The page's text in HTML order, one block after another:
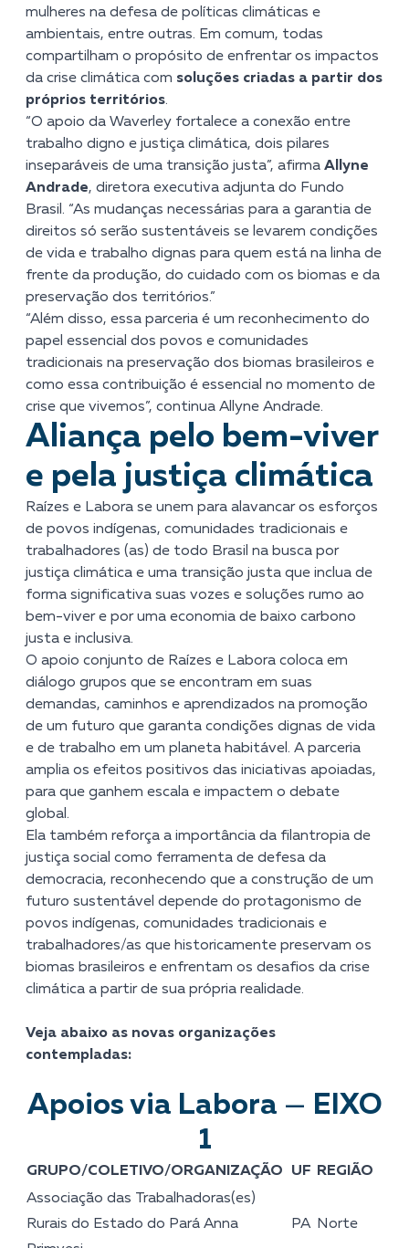
mulheres na defesa de políticas climáticas e
ambientais, entre outras. Em comum, todas
compartilham o propósito de enfrentar os impactos
da crise climática com soluções criadas a partir dos
próprios territórios.
“O apoio da Waverley fortalece a conexão entre
trabalho digno e justiça climática, dois pilares
inseparáveis de uma transição justa”, afirma Allyne
Andrade, diretora executiva adjunta do Fundo
Brasil. “As mudanças necessárias para a garantia de
direitos só serão sustentáveis se levarem condições
de vida e trabalho dignas para quem está na linha de
frente da produção, do cuidado com os biomas e da
preservação dos territórios.”
“Além disso, essa parceria é um reconhecimento do
papel essencial dos povos e comunidades
tradicionais na preservação dos biomas brasileiros e
como essa contribuição é essencial no momento de
crise que vivemos”, continua Allyne Andrade.
Aliança pelo bem-viver
e pela justiça climática
Raízes e Labora se unem para alavancar os esforços
de povos indígenas, comunidades tradicionais e
trabalhadores (as) de todo Brasil na busca por
justiça climática e uma transição justa que inclua de
forma significativa suas vozes e soluções rumo ao
bem-viver e por uma economia de baixo carbono
justa e inclusiva.
O apoio conjunto de Raízes e Labora coloca em
diálogo grupos que se encontram em suas
demandas, caminhos e aprendizados na promoção
de um futuro que garanta condições dignas de vida
e de trabalho em um planeta habitável. A parceria
amplia os efeitos positivos das iniciativas apoiadas,
para que ganhem escala e impactem o debate
global.
Ela também reforça a importância da filantropia de
justiça social como ferramenta de defesa da
democracia, reconhecendo que a construção de um
futuro sustentável depende do protagonismo de
povos indígenas, comunidades tradicionais e
trabalhadores/as que historicamente preservam os
biomas brasileiros e enfrentam os desafios da crise
climática a partir de sua própria realidade.
Veja abaixo as novas organizações
contempladas:
Apoios via Labora — EIXO
1
GRUPO/COLETIVO/ORGANIZAÇÃO UF
REGIÃO
Associação das Trabalhadoras(es)
Rurais do Estado do Pará Anna
PA Norte